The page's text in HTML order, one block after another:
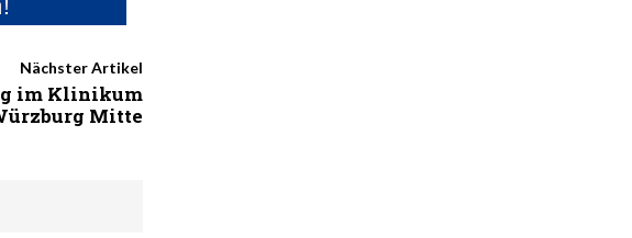
Nächster Artikel
im Klinikum
Mitte